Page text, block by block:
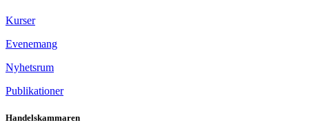
Kurser
Evenemang
Nyhetsrum
Publikationer
Handelskammaren